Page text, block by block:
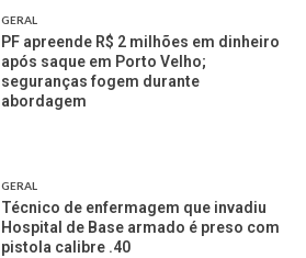
GERAL
PF apreende R$ 2 milhões em dinheiro
após saque em Porto Velho;
seguranças fogem durante
abordagem
GERAL
Técnico de enfermagem que invadiu
Hospital de Base armado é preso com
pistola calibre .40